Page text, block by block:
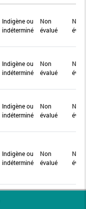
Indigène ou
indéterminé
Non
évalué
Non
Indigène ou
indéterminé
Non
évalué
Non
Indigène ou
indéterminé
Non
évalué
Non
Indigène ou
indéterminé
Non
évalué
Non